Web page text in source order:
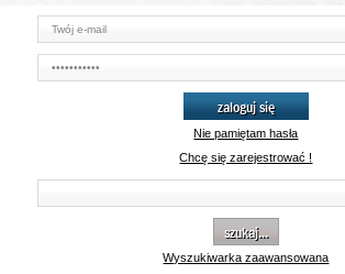
zaloguj się
Nie pamiętam hasła
Chcę się zarejestrować !
szukaj...
Wyszukiwarka zaawansowana